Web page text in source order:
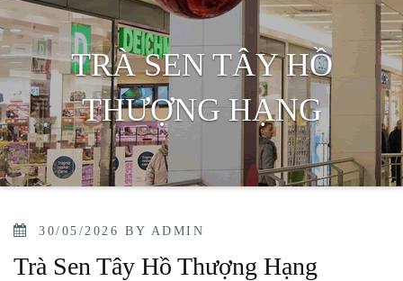
TRÀ SEN TÂY HỒ
THƯỢNG HẠNG
POSTED
30/05/2026 BY ADMIN
Trà Sen Tây Hồ Thượng Hạng